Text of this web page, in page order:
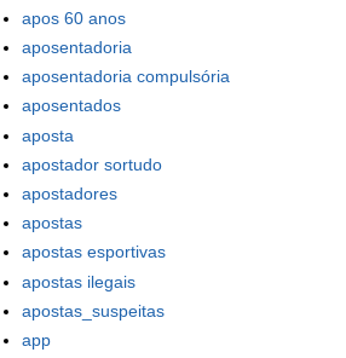
apos 60 anos
aposentadoria
aposentadoria compulsória
aposentados
aposta
apostador sortudo
apostadores
apostas
apostas esportivas
apostas ilegais
apostas_suspeitas
app